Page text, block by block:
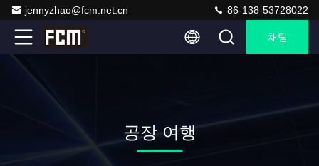
jennyzhao@fcm.net.cn 86-138-53728022
채팅
공장 여행